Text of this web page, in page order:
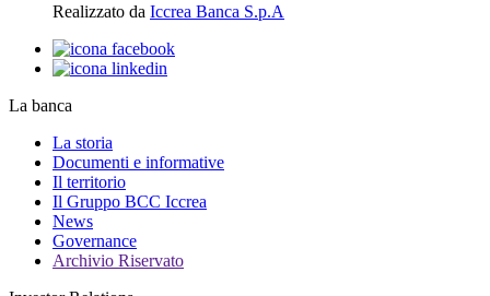
Realizzato da Iccrea Banca S.p.A
La banca
La storia
Documenti e informative
Il territorio
Il Gruppo BCC Iccrea
News
Governance
Archivio Riservato